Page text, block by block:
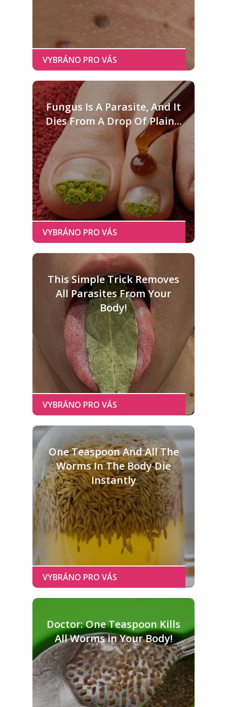
Fungus Is A Parasite, And It
Dies From A Drop Of Plain...
This Simple Trick Removes
All Parasites From Your
Body!
One Teaspoon And All The
Worms In The Body Die
Instantly
Doctor: One Teaspoon Kills
All Worms in Your Body!